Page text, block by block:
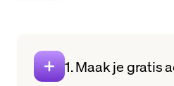
1. Maak je gratis